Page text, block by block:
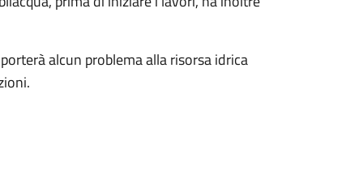
alcun problema alla risorsa idrica